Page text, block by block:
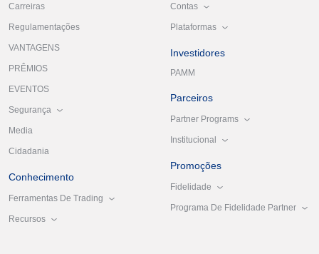
Carreiras
Regulamentações
VANTAGENS
PRÊMIOS
EVENTOS
Segurança
Media
Cidadania
Conhecimento
Ferramentas De Trading
Recursos
Contas
Plataformas
Investidores
PAMM
Parceiros
Partner Programs
Institucional
Promoções
Fidelidade
Programa De Fidelidade Partner